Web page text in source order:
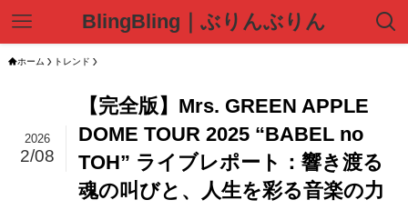
BlingBling｜ぶりんぶりん
ホーム トレンド
【完全版】Mrs. GREEN APPLE
DOME TOUR 2025 “BABEL no
TOH” ライブレポート：響き渡る
魂の叫びと、人生を彩る音楽の力
2026
2/08